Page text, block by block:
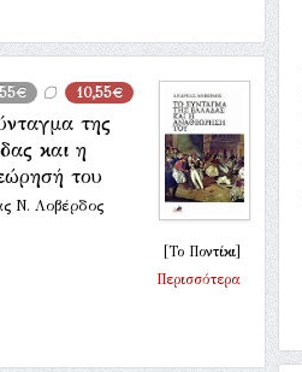
10,55€
της
και η
του
Ν. Λοβέρδος
[Το Ποντίκι]
Περισσότερα